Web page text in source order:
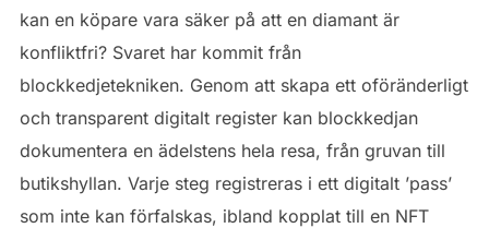
kan en köpare vara säker på att en diamant är
konfliktfri? Svaret har kommit från
blockkedjetekniken. Genom att skapa ett oföränderligt
och transparent digitalt register kan blockkedjan
dokumentera en ädelstens hela resa, från gruvan till
butikshyllan. Varje steg registreras i ett digitalt ’pass’
som inte kan förfalskas, ibland kopplat till en NFT